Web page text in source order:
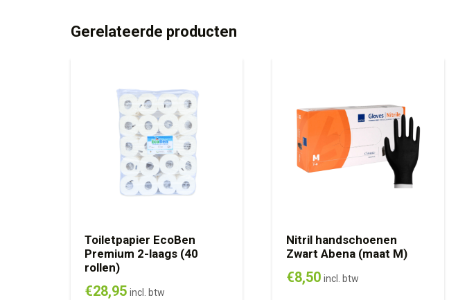
Gerelateerde producten
Toiletpapier EcoBen
Premium 2-laags (40
rollen)
€28,95 incl. btw
Nitril handschoenen
Zwart Abena (maat M)
€8,50 incl. btw